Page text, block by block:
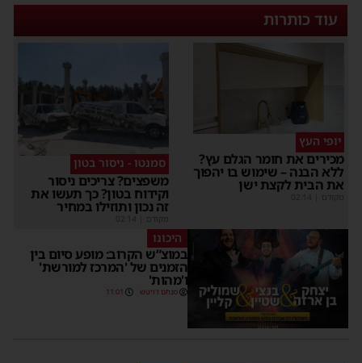
עוד כותרות
יופי העץ
מכירים את חומר הגלם עץ?
ללא הבנה – שימוש בו יהפוך
את הבית לקצת ישן
סמנטו - ניסור בטון
משפצים? צריכים ניסור
וקידוח בטון? כך תעשו את
זה נכון ותוזילו במחיר
היכונו
במוצ”ש הקרוב: מופע סיום בין
הזמנים של 'המרכז למורשת'
ו'מהות'
מנחם דויטש 11:01